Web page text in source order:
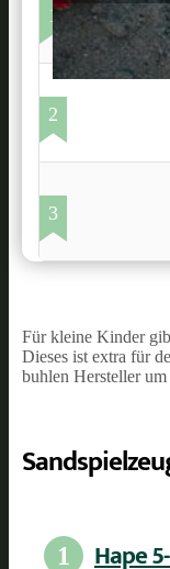
1
2
3
Für kleine Kinder
Dieses ist extra für
buhlen Hersteller
1 Hape